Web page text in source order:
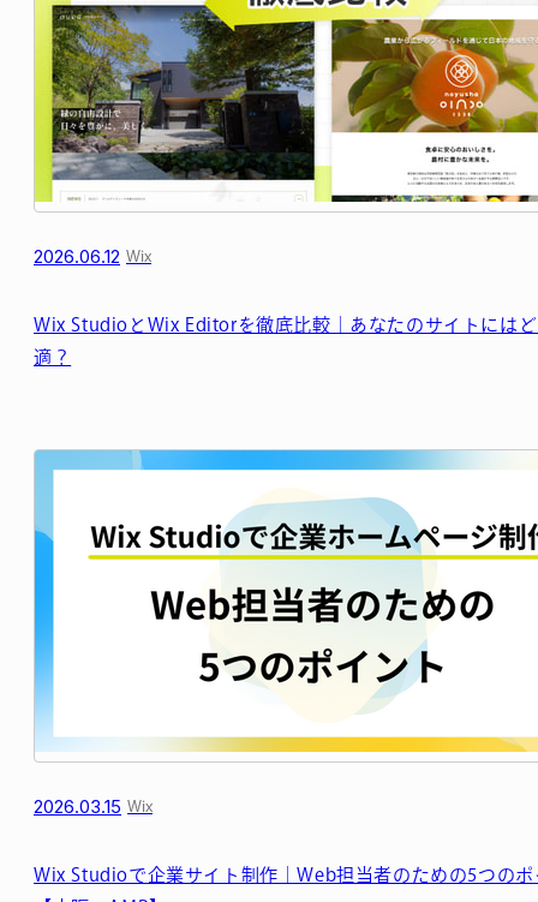
2026.06.12 Wix
Wix StudioとWix Editorを徹底比較｜あなたのサイトには
適？
2026.03.15 Wix
Wix Studioで企業サイト制作｜Web担当者のための5つのポ